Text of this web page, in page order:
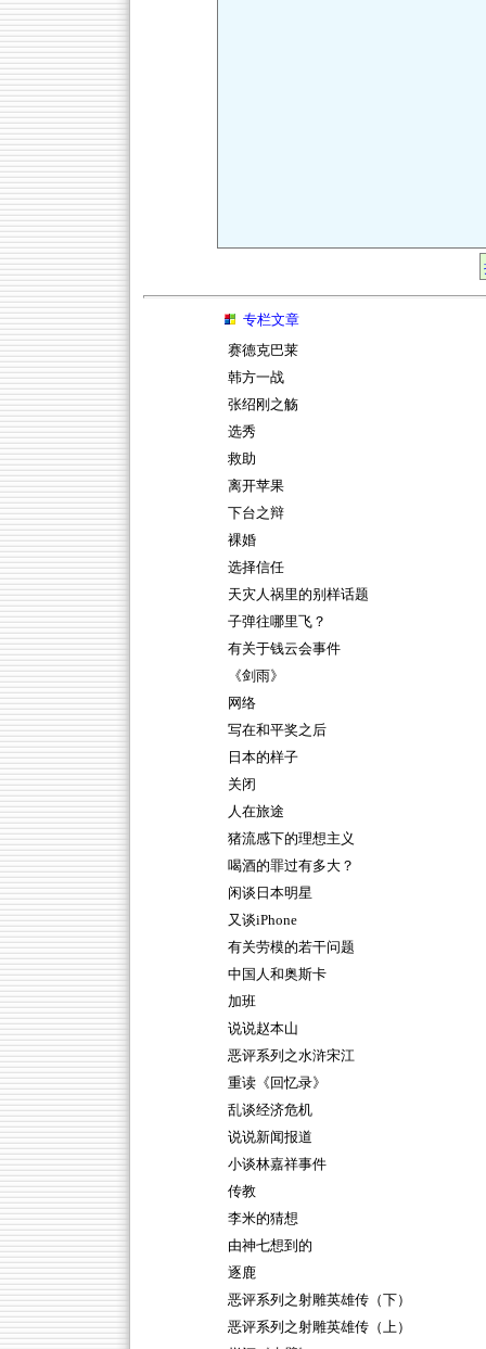
专栏文章
赛德克巴莱
韩方一战
张绍刚之觞
选秀
救助
离开苹果
下台之辩
裸婚
选择信任
天灾人祸里的别样话题
子弹往哪里飞？
有关于钱云会事件
《剑雨》
网络
写在和平奖之后
日本的样子
关闭
人在旅途
猪流感下的理想主义
喝酒的罪过有多大？
闲谈日本明星
又谈iPhone
有关劳模的若干问题
中国人和奥斯卡
加班
说说赵本山
恶评系列之水浒宋江
重读《回忆录》
乱谈经济危机
说说新闻报道
小谈林嘉祥事件
传教
李米的猜想
由神七想到的
逐鹿
恶评系列之射雕英雄传（下）
恶评系列之射雕英雄传（上）